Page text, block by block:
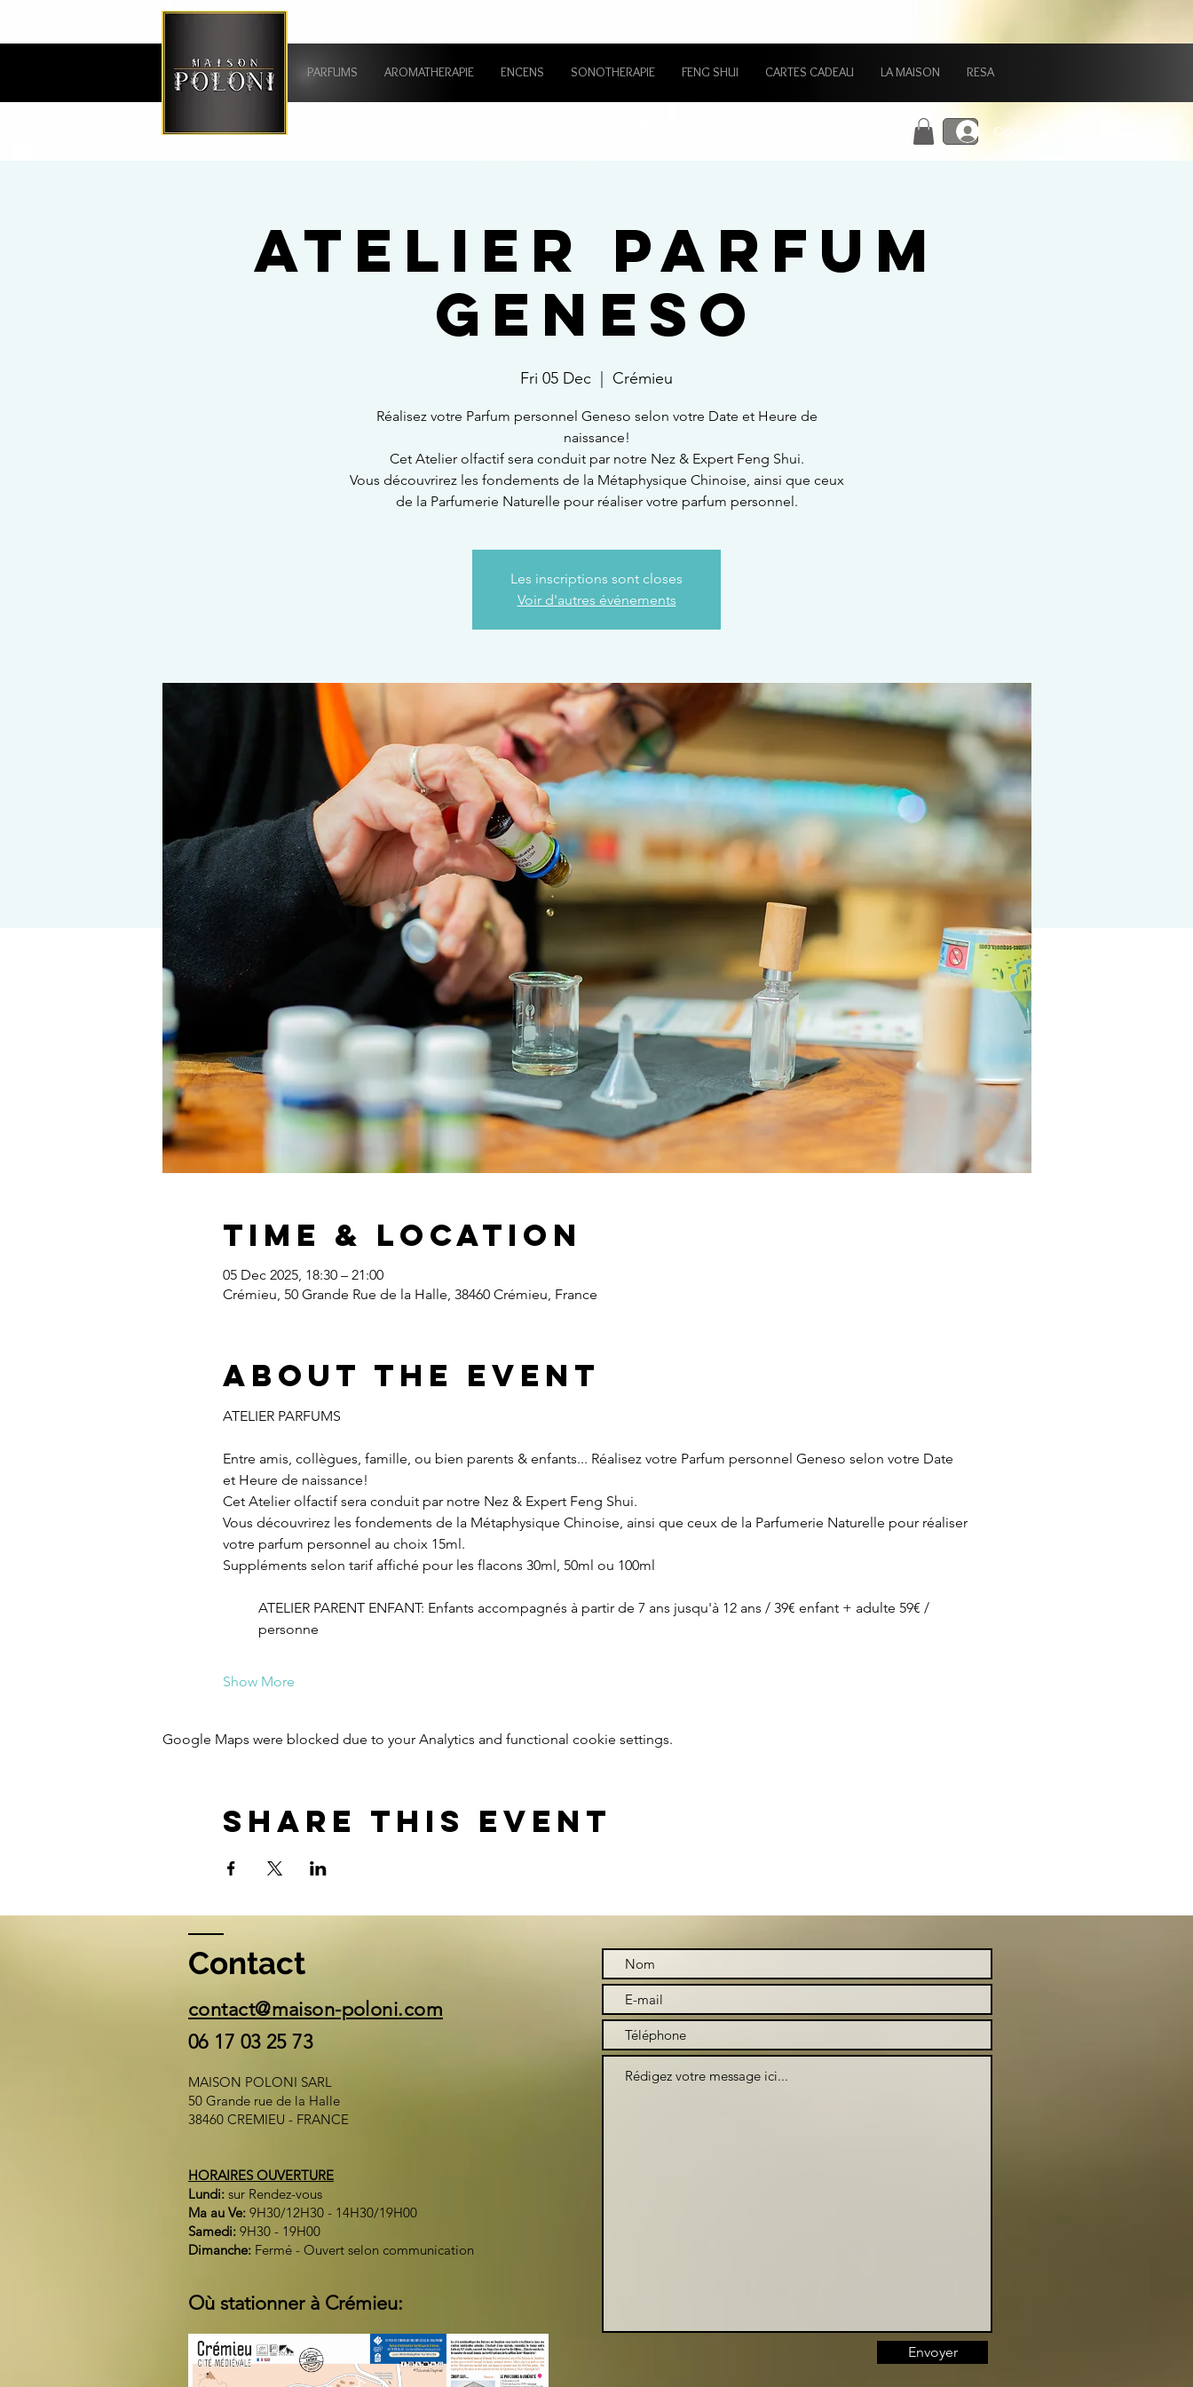
PARFUMS AROMATHERAPIE ENCENS SONOTHERAPIE FENG SHUI CARTES CADEAU LA MAISON RESA
Connexion
ATELIER PARFUM
GENESO
Fri 05 Dec Crémieu
Réalisez votre Parfum personnel Geneso selon votre Date et Heure de
naissance!
Cet Atelier olfactif sera conduit par notre Nez & Expert Feng Shui.
Vous découvrirez les fondements de la Métaphysique Chinoise, ainsi que ceux
de la Parfumerie Naturelle pour réaliser votre parfum personnel.
Les inscriptions sont closes
Voir d'autres événements
Time & Location
05 Dec 2025, 18:30 – 21:00
Crémieu, 50 Grande Rue de la Halle, 38460 Crémieu, France
About the event
ATELIER PARFUMS
Entre amis, collègues, famille, ou bien parents & enfants... Réalisez votre Parfum personnel Geneso selon votre Date
et Heure de naissance!
Cet Atelier olfactif sera conduit par notre Nez & Expert Feng Shui.
Vous découvrirez les fondements de la Métaphysique Chinoise, ainsi que ceux de la Parfumerie Naturelle pour réaliser
votre parfum personnel au choix 15ml.
Suppléments selon tarif affiché pour les flacons 30ml, 50ml ou 100ml
ATELIER PARENT ENFANT: Enfants accompagnés à partir de 7 ans jusqu'à 12 ans / 39€ enfant + adulte 59€ /
personne
Show More
Google Maps were blocked due to your Analytics and functional cookie settings.
Share this event
Contact
contact@maison-poloni.com
06 17 03 25 73
MAISON POLONI SARL
50 Grande rue de la Halle
38460 CREMIEU - FRANCE
HORAIRES OUVERTURE
Lundi: sur Rendez-vous
Ma au Ve: 9H30/12H30 - 14H30/19H00
Samedi: 9H30 - 19H00
Dimanche: Fermé - Ouvert selon communication
Envoyer
Où stationner à Crémieu: